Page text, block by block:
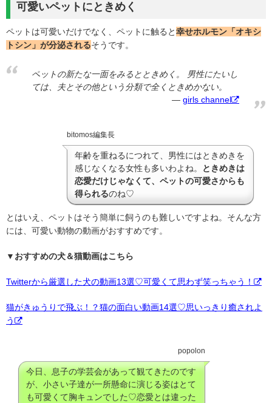
可愛いペットにときめく
ペットは可愛いだけでなく、ペットに触ると幸せホルモン「オキシ
トシン」が分泌されるそうです。
ペットの新たな一面をみるとときめく。
男性にたいし
ては、夫とその他という分類で全くときめかない。
girls channel
bitomos編集長
年齢を重ねるにつれて、男性にはときめきを
感じなくなる女性も多いわよね。
ときめきは
恋愛だけじゃなくて、ペットの可愛さからも
得られるのね♡
とはいえ、ペットはそう簡単に飼うのも難しいですよね。そんな方
には、可愛い動物の動画がおすすめです。
▼おすすめの犬＆猫動画はこちら
Twitterから厳選した犬の動画13選♡可愛くて思わず笑っちゃう！
猫がきゅうりで飛ぶ！？猫の面白い動画14選♡思いっきり癒されよ
う
popolon
今日、息子の学芸会があって観てきたのです
が、小さい子達が一所懸命に演じる姿はとて
も可愛くて胸キュンでした♡恋愛とは違った